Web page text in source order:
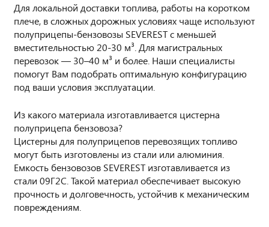
Для локальной доставки топлива, работы на коротком
плече, в сложных дорожных условиях чаще используют
полуприцепы-бензовозы SEVEREST с меньшей
вместительностью 20-30 м³. Для магистральных
перевозок — 30–40 м³ и более. Наши специалисты
помогут Вам подобрать оптимальную конфигурацию
под ваши условия эксплуатации.
Из какого материала изготавливается цистерна
полуприцепа бензовоза?
Цистерны для полуприцепов перевозящих топливо
могут быть изготовлены из стали или алюминия.
Емкость бензовозов SEVEREST изготавливается из
стали 09Г2С. Такой материал обеспечивает высокую
прочность и долговечность, устойчив к механическим
повреждениям.